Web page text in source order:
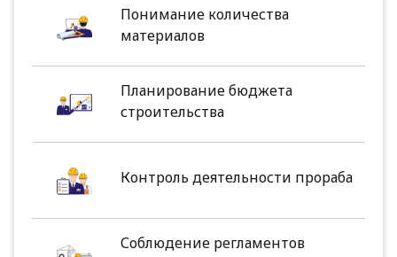
Понимание количества
материалов
Планирование бюджета
строительства
Контроль деятельности прораба
Соблюдение регламентов